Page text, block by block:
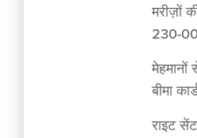
मरीज़ों
230-
बीमा
राइट